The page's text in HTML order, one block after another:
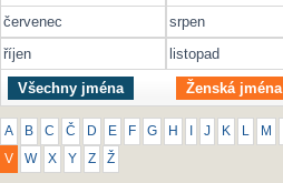
červenec
srpen
říjen
listopad
Všechny jména Ženská jména
A B C Č D E F G H J K M
V W X Y Z Ž